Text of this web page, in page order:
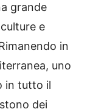
grande
e
in
uno
in tutto il
dei